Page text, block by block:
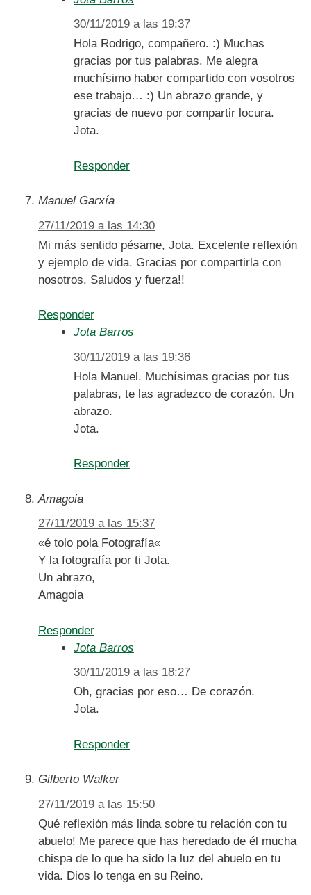
30/11/2019 a las 19:37
Hola Rodrigo, compañero. :) Muchas
gracias por tus palabras. Me alegra
muchísimo haber compartido con vosotros
ese trabajo… :) Un abrazo grande, y
gracias de nuevo por compartir locura.
Jota.
Responder
Manuel Garxía
27/11/2019 a las 14:30
Mi más sentido pésame, Jota. Excelente reflexión
y ejemplo de vida. Gracias por compartirla con
nosotros. Saludos y fuerza!!
Responder
Jota Barros
30/11/2019 a las 19:36
Hola Manuel. Muchísimas gracias por tus
palabras, te las agradezco de corazón. Un
abrazo.
Jota.
Responder
Amagoia
27/11/2019 a las 15:37
«é tolo pola Fotografía«
Y la fotografía por ti Jota.
Un abrazo,
Amagoia
Responder
Jota Barros
30/11/2019 a las 18:27
Oh, gracias por eso… De corazón.
Jota.
Responder
Gilberto Walker
27/11/2019 a las 15:50
Qué reflexión más linda sobre tu relación con tu
abuelo! Me parece que has heredado de él mucha
chispa de lo que ha sido la luz del abuelo en tu
vida. Dios lo tenga en su Reino.